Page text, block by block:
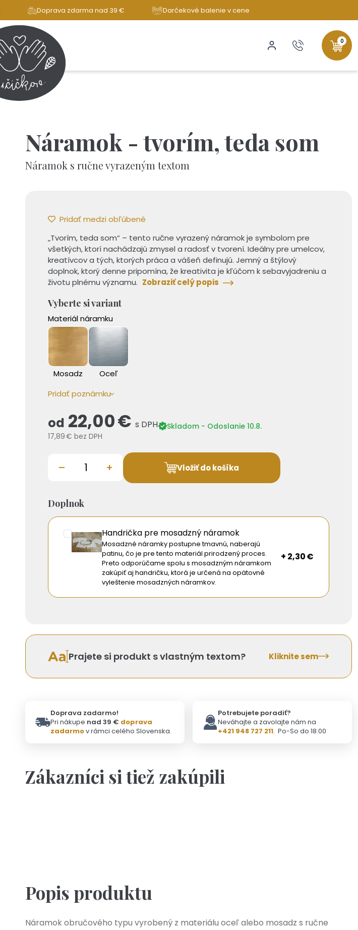
Doprava zdarma nad 39 € Darčekové balenie v cene
0
Náramok - tvorím, teda som
Náramok s ručne vyrazeným textom
Pridať medzi obľúbené
„Tvorím, teda som“ – tento ručne vyrazený náramok je symbolom pre
všetkých, ktorí nachádzajú zmysel a radosť v tvorení. Ideálny pre umelcov,
kreatívcov a tých, ktorých práca a vášeň definujú. Jemný a štýlový
doplnok, ktorý denne pripomína, že kreativita je kľúčom k sebavyjadreniu a
životu plnému významu. Zobraziť celý popis
Vyberte si variant
Materiál náramku
Mosadz
Oceľ
Pridať poznámku
od 22,00 € s DPH
17,89 € bez DPH
Skladom - Odoslanie 10.8.
– + Vložiť do košíka
Doplnok
Handrička pre mosadzný náramok
Mosadzné náramky postupne tmavnú, naberajú
patinu, čo je pre tento materiál prirodzený proces.
Preto odporúčame spolu s mosadzným náramkom
zakúpiť aj handričku, ktorá je určená na opätovné
vyleštenie mosadzných náramkov.
+ 2,30 €
Prajete si produkt s vlastným textom? Kliknite sem
Doprava zadarmo!
Pri nákupe nad 39 € doprava
zadarmov rámci celého Slovenska.
Potrebujete poradiť?
Neváhajte a zavolajte nám na
+421 948 727 211. Po-So do 18:00
Zákazníci si tiež zakúpili
Popis produktu
Náramok obručového typu vyrobený z materiálu oceľ alebo mosadz s ručne